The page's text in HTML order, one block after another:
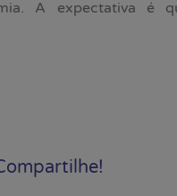
A expectativa é